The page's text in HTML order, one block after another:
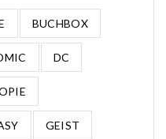
BUCHBOX
DC
GEIST